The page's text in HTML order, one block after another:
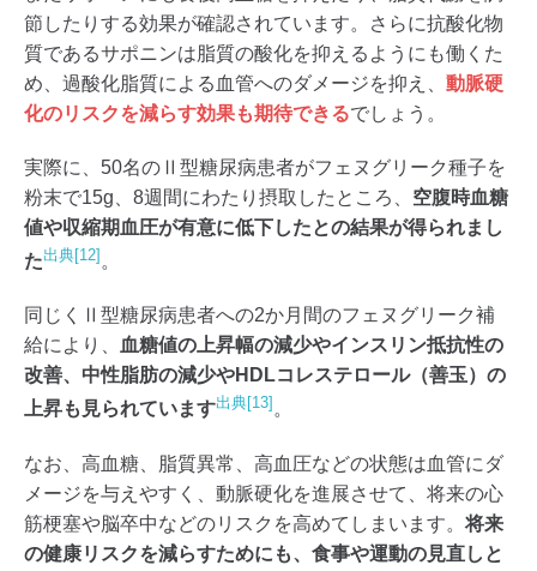
節したりする効果が確認されています。さらに抗酸化物
質であるサポニンは脂質の酸化を抑えるようにも働くた
め、過酸化脂質による血管へのダメージを抑え、 動脈硬
化のリスクを減らす効果も期待できるでしょう。
実際に、50名のⅡ型糖尿病患者がフェヌグリーク種子を
粉末で15g、8週間にわたり摂取したところ、 空腹時血糖
値や収縮期血圧が有意に低下したとの結果が得られまし
た出典[12] 。
同じくⅡ型糖尿病患者への2か月間のフェヌグリーク補
給により、
血糖値の上昇幅の減少やインスリン抵抗性の
改善、中性脂肪の減少やHDLコレステロール（善玉）の
上昇も見られています出典[13] 。
なお、高血糖、脂質異常、高血圧などの状態は血管にダ
メージを与えやすく、動脈硬化を進展させて、将来の心
筋梗塞や脳卒中などのリスクを高めてしまいます。将来
の健康リスクを減らすためにも、食事や運動の見直しと